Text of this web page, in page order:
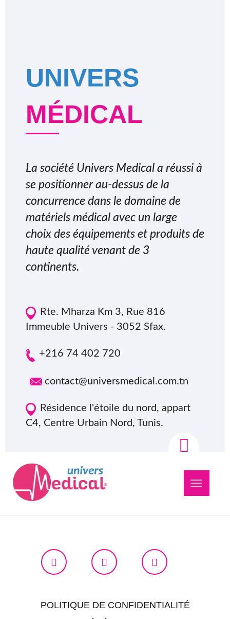
UNIVERS
MÉDICAL
La société Univers Medical a réussi à
se positionner au-dessus de la
concurrence dans le domaine de
matériels médical avec un large
choix des équipements et produits de
haute qualité venant de 3
continents.
Rte. Mharza Km 3, Rue 816
Immeuble Univers - 3052 Sfax.
+216 74 402 720
contact@universmedical.com.tn
Résidence l'étoile du nord, appart
C4, Centre Urbain Nord, Tunis.
Navigation
POLITIQUE DE CONFIDENTIALITÉ